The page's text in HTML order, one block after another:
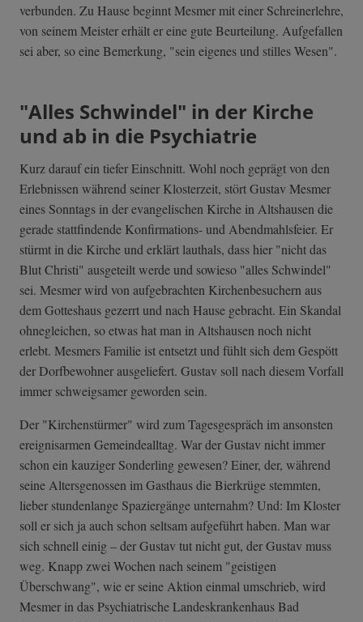
verbunden. Zu Hause beginnt Mesmer mit einer Schreinerlehre,
von seinem Meister erhält er eine gute Beurteilung. Aufgefallen
sei aber, so eine Bemerkung, "sein eigenes und stilles Wesen".
"Alles Schwindel" in der Kirche
und ab in die Psychiatrie
Kurz darauf ein tiefer Einschnitt. Wohl noch geprägt von den
Erlebnissen während seiner Klosterzeit, stört Gustav Mesmer
eines Sonntags in der evangelischen Kirche in Altshausen die
gerade stattfindende Konfirmations- und Abendmahlsfeier. Er
stürmt in die Kirche und erklärt lauthals, dass hier "nicht das
Blut Christi" ausgeteilt werde und sowieso "alles Schwindel"
sei. Mesmer wird von aufgebrachten Kirchenbesuchern aus
dem Gotteshaus gezerrt und nach Hause gebracht. Ein Skandal
ohnegleichen, so etwas hat man in Altshausen noch nicht
erlebt. Mesmers Familie ist entsetzt und fühlt sich dem Gespött
der Dorfbewohner ausgeliefert. Gustav soll nach diesem Vorfall
immer schweigsamer geworden sein.
Der "Kirchenstürmer" wird zum Tagesgespräch im ansonsten
ereignisarmen Gemeindealltag. War der Gustav nicht immer
schon ein kauziger Sonderling gewesen? Einer, der, während
seine Altersgenossen im Gasthaus die Bierkrüge stemmten,
lieber stundenlange Spaziergänge unternahm? Und: Im Kloster
soll er sich ja auch schon seltsam aufgeführt haben. Man war
sich schnell einig – der Gustav tut nicht gut, der Gustav muss
weg. Knapp zwei Wochen nach seinem "geistigen
Überschwang", wie er seine Aktion einmal umschrieb, wird
Mesmer in das Psychiatrische Landeskrankenhaus Bad